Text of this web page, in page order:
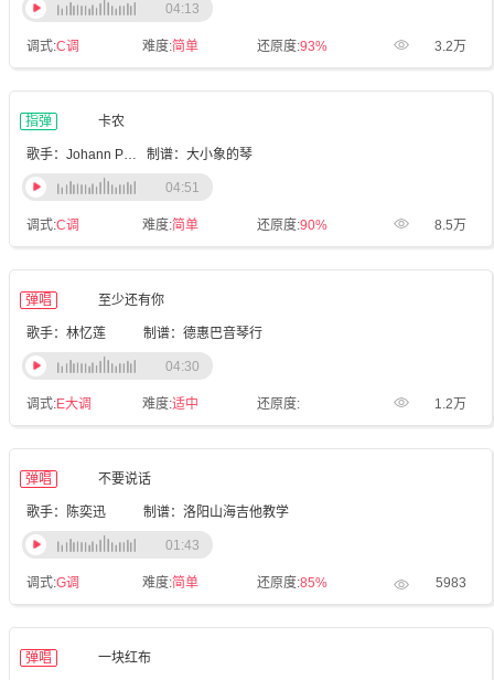
调式:C调 难度:简单 还原度:93% 3.2万
04:13
指弹 卡农
歌手：Johann Pachelbel 制谱：大小象的琴
调式:C调 难度:简单 还原度:90% 8.5万
04:51
弹唱 至少还有你
歌手：林忆莲 制谱：德惠巴音琴行
调式:E大调 难度:适中 还原度: 1.2万
04:30
弹唱 不要说话
歌手：陈奕迅 制谱：洛阳山海吉他教学
调式:G调 难度:简单 还原度:85% 5983
01:43
弹唱 一块红布